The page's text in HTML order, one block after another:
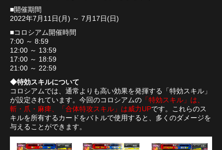
■開催期間
2022年7月11日(月) ～ 7月17日(日)
■コロシアム開催時間
7:00 ～ 8:59
12:00 ～ 13:59
17:00 ～ 18:59
21:00 ～ 22:59
◆特効スキルについて
コロシアムでは、通常よりも高い効果を発揮する「特効スキル」
が設定されています。今回のコロシアムの 「特効スキル」は、
斬・爪・麻痺、「合体特攻スキル」は威力UPです。これらのス
キルを所有するカードをバトルで使用すると、多くのダメージを
与えることができます。